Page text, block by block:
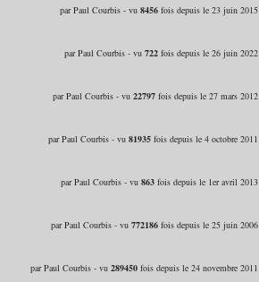
par Paul Courbis - vu 8456fois depuis le 23 juin 2015
par Paul Courbis - vu 722fois depuis le 26 juin 2022
par Paul Courbis - vu 22797fois depuis le 27 mars 2012
par Paul Courbis - vu 81935fois depuis le 4 octobre 2011
par Paul Courbis - vu 863fois depuis le 1er avril 2013
par Paul Courbis - vu 772186fois depuis le 25 juin 2006
par Paul Courbis - vu 289450fois depuis le 24 novembre 2011